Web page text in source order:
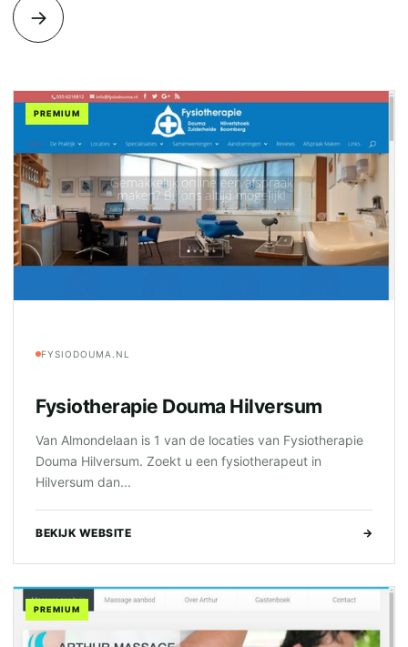
→
PREMIUM
FYSIODOUMA.NL
Fysiotherapie Douma Hilversum
Van Almondelaan is 1 van de locaties van Fysiotherapie
Douma Hilversum. Zoekt u een fysiotherapeut in
Hilversum dan...
BEKIJK WEBSITE →
PREMIUM